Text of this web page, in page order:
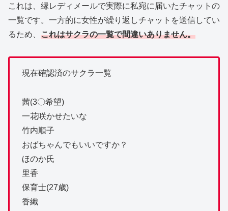
これは、縁レディメールで実際に私宛に届いたチャットの
一覧です。一方的に女性が繰り返しチャットを送信してい
るため、 これはサクラの一覧で間違いありません。
現在確認済のサクラ一覧
茜(3〇希望)
一花咲かせたいな
竹内順子
おばちゃんでもいいですか？
ほのか氏
里香
保育士(27歳)
香織